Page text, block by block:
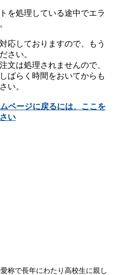
称で長年にわたり高校生に親し